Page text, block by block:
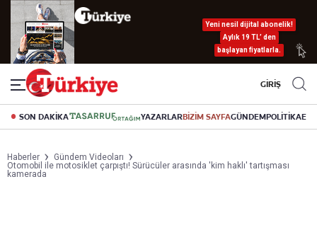
Yeni nesil dijital abonelik!
Aylık 19 TL’ den
başlayan fiyatlarla.
GİRİŞ
SON DAKİKA YAZARLARBİZİM SAYFAGÜNDEMPOLİTİKA
Haberler
Gündem Videoları
Otomobil ile motosiklet çarpıştı! Sürücüler arasında 'kim haklı' tartışması
kamerada